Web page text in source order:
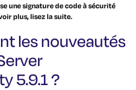
une signature de code à sécurité
plus, lisez la suite.
les nouveautés
5.9.1 ?